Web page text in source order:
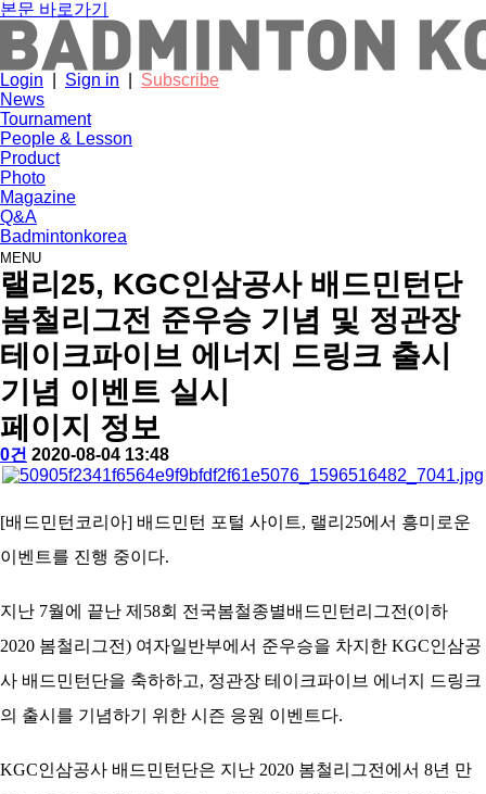
본문 바로가기
Login Sign in
Subscribe
News
Tournament
People & Lesson
Product
Photo
Magazine
Q&A
Badmintonkorea
MENU
news
랠리25, KGC인삼공사 배드민턴단
봄철리그전 준우승 기념 및 정관장
테이크파이브 에너지 드링크 출시
기념 이벤트 실시
페이지 정보
작
성
배
드
턴
코
리
아
댓
글
0건 작
성
2020-08-04 13:48
본
문
[배드민턴코리아] 배드민턴 포털 사이트, 랠리25에서 흥미로운
이벤트를 진행 중이다.
지난 7월에 끝난 제58회 전국봄철종별배드민턴리그전(이하
2020 봄철리그전) 여자일반부에서 준우승을 차지한 KGC인삼공
사 배드민턴단을 축하하고, 정관장 테이크파이브 에너지 드링크
의 출시를 기념하기 위한 시즌 응원 이벤트다.
KGC인삼공사 배드민턴단은 지난 2020 봄철리그전에서 8년 만